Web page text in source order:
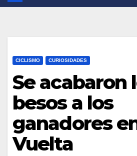
CICLISMO CURIOSIDADES
Se acabaron
besos a los
ganadores
Vuelta